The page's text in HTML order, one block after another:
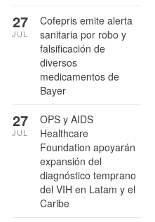
Cofepris emite alerta
sanitaria por robo y
falsificación de
diversos
medicamentos de
Bayer
27
JUL
OPS y AIDS
Healthcare
Foundation apoyarán
expansión del
diagnóstico temprano
del VIH en Latam y el
Caribe
27
JUL